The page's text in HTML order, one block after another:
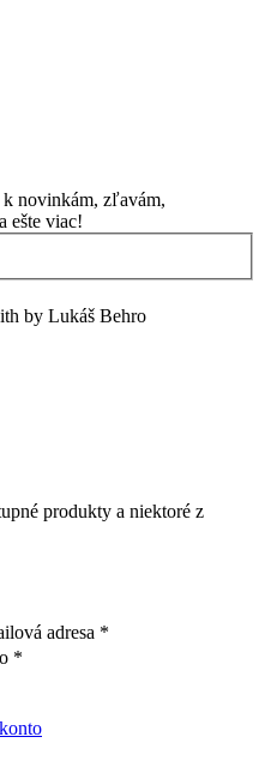
k novinkám, zľavám,
ešte viac!
by Lukáš Behro
produkty a niektoré z
adresa *
*